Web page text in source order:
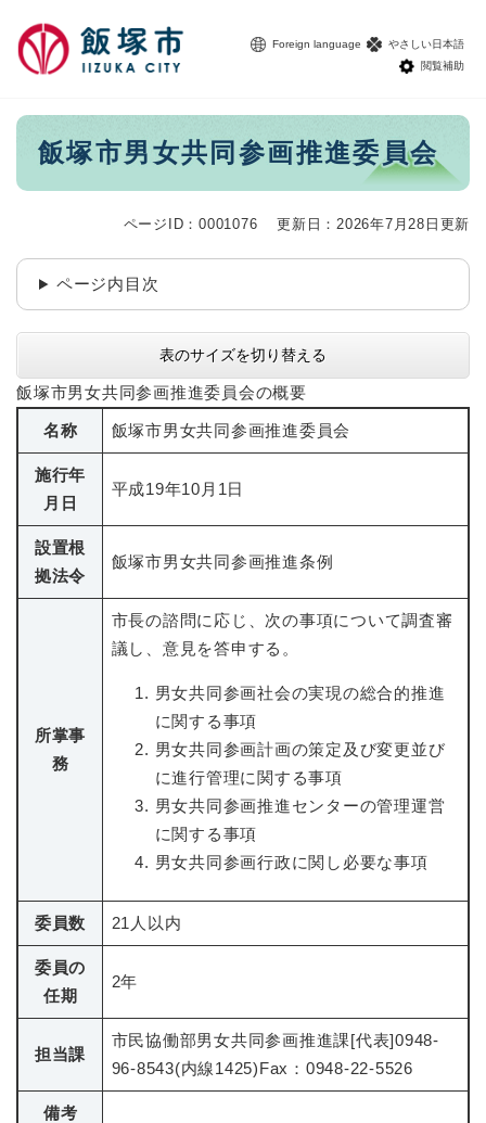
Foreign language
やさしい日本語
閲覧補助
本
飯塚市男女共同参画推進委員会
ページID：0001076 更新日：2026年7月28日更新
ページ内目次
表のサイズを切り替える
飯塚市男女共同参画推進委員会の概要
名称 飯塚市男女共同参画推進委員会
施行年
月日
平成19年10月1日
設置根
拠法令
飯塚市男女共同参画推進条例
所掌事
務
市長の諮問に応じ、次の事項について調査審
議し、意見を答申する。
男女共同参画社会の実現の総合的推進
に関する事項
男女共同参画計画の策定及び変更並び
に進行管理に関する事項
男女共同参画推進センターの管理運営
に関する事項
男女共同参画行政に関し必要な事項
委員数 21人以内
委員の
任期
2年
担当課
市民協働部男女共同参画推進課[代表]0948-
96-8543(内線1425)Fax：0948-22-5526
備考